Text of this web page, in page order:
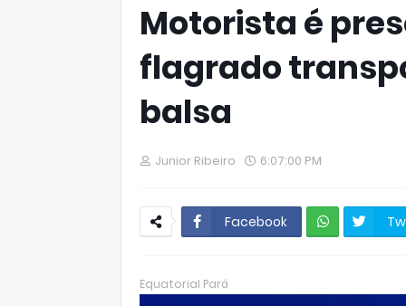
Motorista é
flagrado
balsa
Junior Ribeiro 6:07:00 PM
Facebook
Equatorial Pará